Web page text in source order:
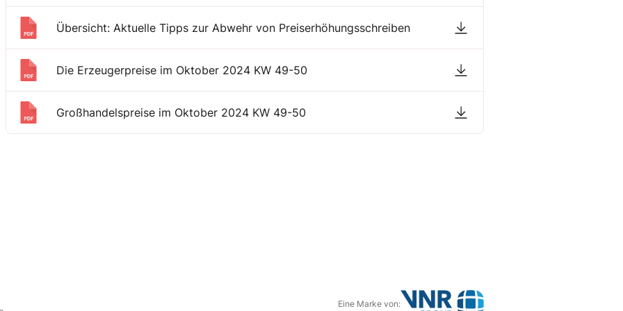
Übersicht: Aktuelle Tipps zur Abwehr von Preiserhöhungsschreiben
Die Erzeugerpreise im Oktober 2024 KW 49-50
Großhandelspreise im Oktober 2024 KW 49-50
Eine Marke von: